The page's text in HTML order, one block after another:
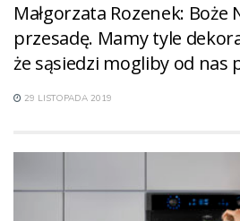
Małgorzata Rozenek:
przesadę. Mamy tyle
że sąsiedzi mogliby od nas
29 LISTOPADA 2019